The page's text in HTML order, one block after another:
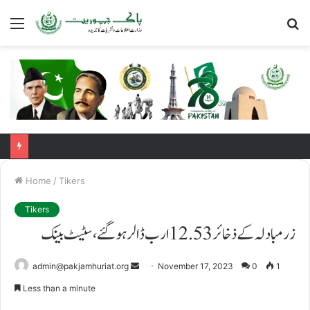
Menu
Home / Tikers
Tikers
زرمبادلہ کے ذخائر 12.53ارب ڈالر ہوگئے، سٹیٹ بینک
admin@pakjamhuriat.org November 17, 2023 0 1
Less than a minute